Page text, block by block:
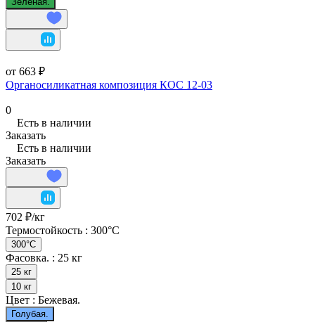
от 663 ₽
Органосиликатная композиция КОС 12-03
0
Есть в наличии
Заказать
Есть в наличии
Заказать
702 ₽/кг
Термостойкость : 300°С
300°С
Фасовка. : 25 кг
25 кг
10 кг
Цвет : Бежевая.
Голубая.